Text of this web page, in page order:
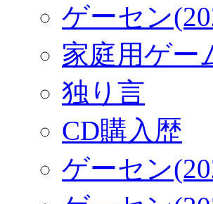
ゲーセン
家庭用ゲー
独り言
CD購入歴
ゲーセン